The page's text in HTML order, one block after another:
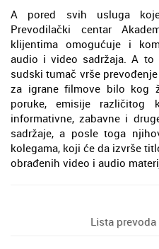
A pored svih usluga
Prevodilački centar
klijentima omogućuje i
audio i video sadržaja. A to
sudski tumač vrše
za igrane filmove bilo kog
poruke, emisije različitog
informativne, zabavne i
sadržaje, a posle toga
kolegama, koji će da izvrše
obrađenih video i audio
Lista